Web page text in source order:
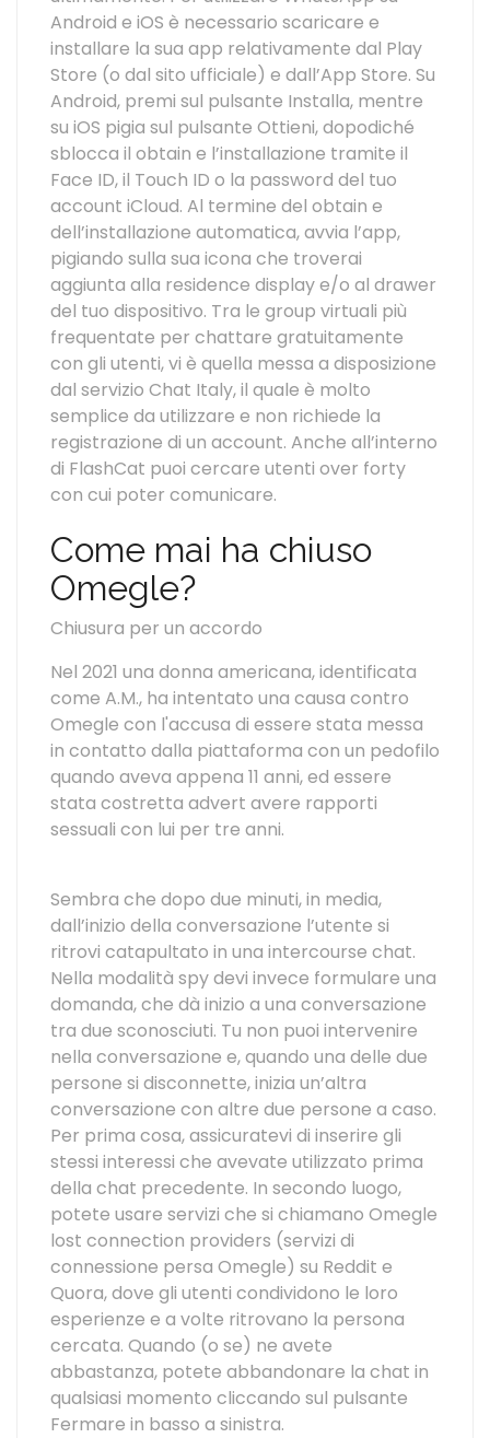
Android e iOS è necessario scaricare e
installare la sua app relativamente dal Play
Store (o dal sito ufficiale) e dall’App Store. Su
Android, premi sul pulsante Installa, mentre
su iOS pigia sul pulsante Ottieni, dopodiché
sblocca il obtain e l’installazione tramite il
Face ID, il Touch ID o la password del tuo
account iCloud. Al termine del obtain e
dell’installazione automatica, avvia l’app,
pigiando sulla sua icona che troverai
aggiunta alla residence display e/o al drawer
del tuo dispositivo. Tra le group virtuali più
frequentate per chattare gratuitamente
con gli utenti, vi è quella messa a disposizione
dal servizio Chat Italy, il quale è molto
semplice da utilizzare e non richiede la
registrazione di un account. Anche all’interno
di FlashCat puoi cercare utenti over forty
con cui poter comunicare.
Come mai ha chiuso
Omegle?
Chiusura per un accordo
Nel 2021 una donna americana, identificata
come A.M., ha intentato una causa contro
Omegle con l'accusa di essere stata messa
in contatto dalla piattaforma con un pedofilo
quando aveva appena 11 anni, ed essere
stata costretta advert avere rapporti
sessuali con lui per tre anni.
Sembra che dopo due minuti, in media,
dall’inizio della conversazione l’utente si
ritrovi catapultato in una intercourse chat.
Nella modalità spy devi invece formulare una
domanda, che dà inizio a una conversazione
tra due sconosciuti. Tu non puoi intervenire
nella conversazione e, quando una delle due
persone si disconnette, inizia un’altra
conversazione con altre due persone a caso.
Per prima cosa, assicuratevi di inserire gli
stessi interessi che avevate utilizzato prima
della chat precedente. In secondo luogo,
potete usare servizi che si chiamano Omegle
lost connection providers (servizi di
connessione persa Omegle) su Reddit e
Quora, dove gli utenti condividono le loro
esperienze e a volte ritrovano la persona
cercata. Quando (o se) ne avete
abbastanza, potete abbandonare la chat in
qualsiasi momento cliccando sul pulsante
Fermare in basso a sinistra.